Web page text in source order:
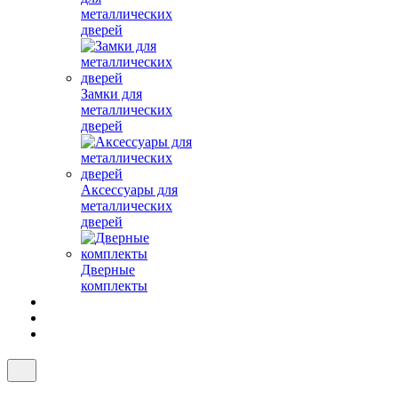
металлических
дверей
Замки для
металлических
дверей
Аксессуары для
металлических
дверей
Дверные
комплекты